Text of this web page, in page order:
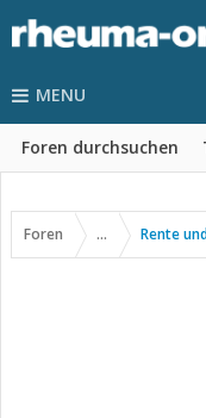
MENU
Foren durchsuchen
Foren ... Rente